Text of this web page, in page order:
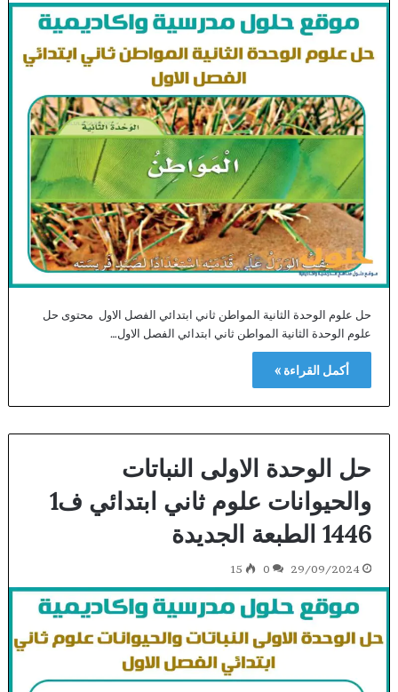
حل علوم الوحدة الثانية المواطن ثاني ابتدائي الفصل الاول محتوى حل
علوم الوحدة الثانية المواطن ثاني ابتدائي الفصل الاول…
أكمل القراءة »
حل الوحدة الاولى النباتات
والحيوانات علوم ثاني ابتدائي ف1
1446 الطبعة الجديدة
29/09/2024
0
15